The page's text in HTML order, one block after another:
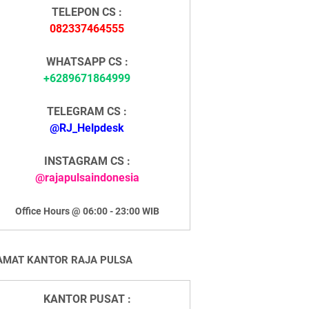
TELEPON CS :
082337464555
WHATSAPP CS :
+6289671864999
TELEGRAM CS :
@RJ_Helpdesk
INSTAGRAM CS :
@rajapulsaindonesia
Office Hours @ 06:00 - 23:00 WIB
KANTOR RAJA PULSA
KANTOR PUSAT :